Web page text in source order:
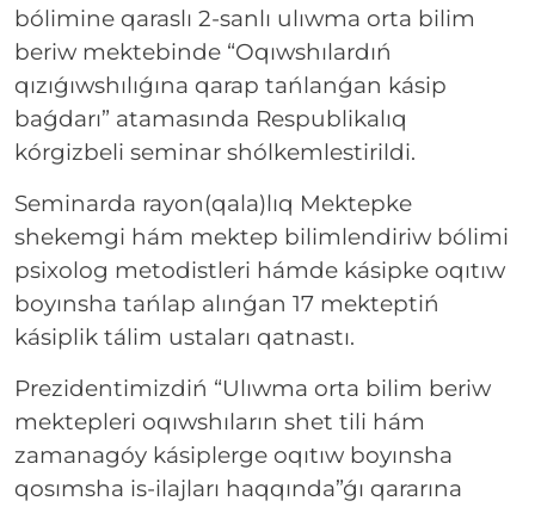
bólimine qaraslı 2-sanlı ulıwma orta bilim
beriw mektebinde “Oqıwshılardıń
qızıǵıwshılıǵına qarap tańlanǵan kásip
baǵdarı” atamasında Respublikalıq
kórgizbeli seminar shólkemlestirildi.
Seminarda rayon(qala)lıq Mektepke
shekemgi hám mektep bilimlendiriw bólimi
psixolog metodistleri hámde kásipke oqıtıw
boyınsha tańlap alınǵan 17 mekteptiń
kásiplik tálim ustaları qatnastı.
Prezidentimizdiń “Ulıwma orta bilim beriw
mektepleri oqıwshıların shet tili hám
zamanagóy kásiplerge oqıtıw boyınsha
qosımsha is-ilajları haqqında”ǵı qararına